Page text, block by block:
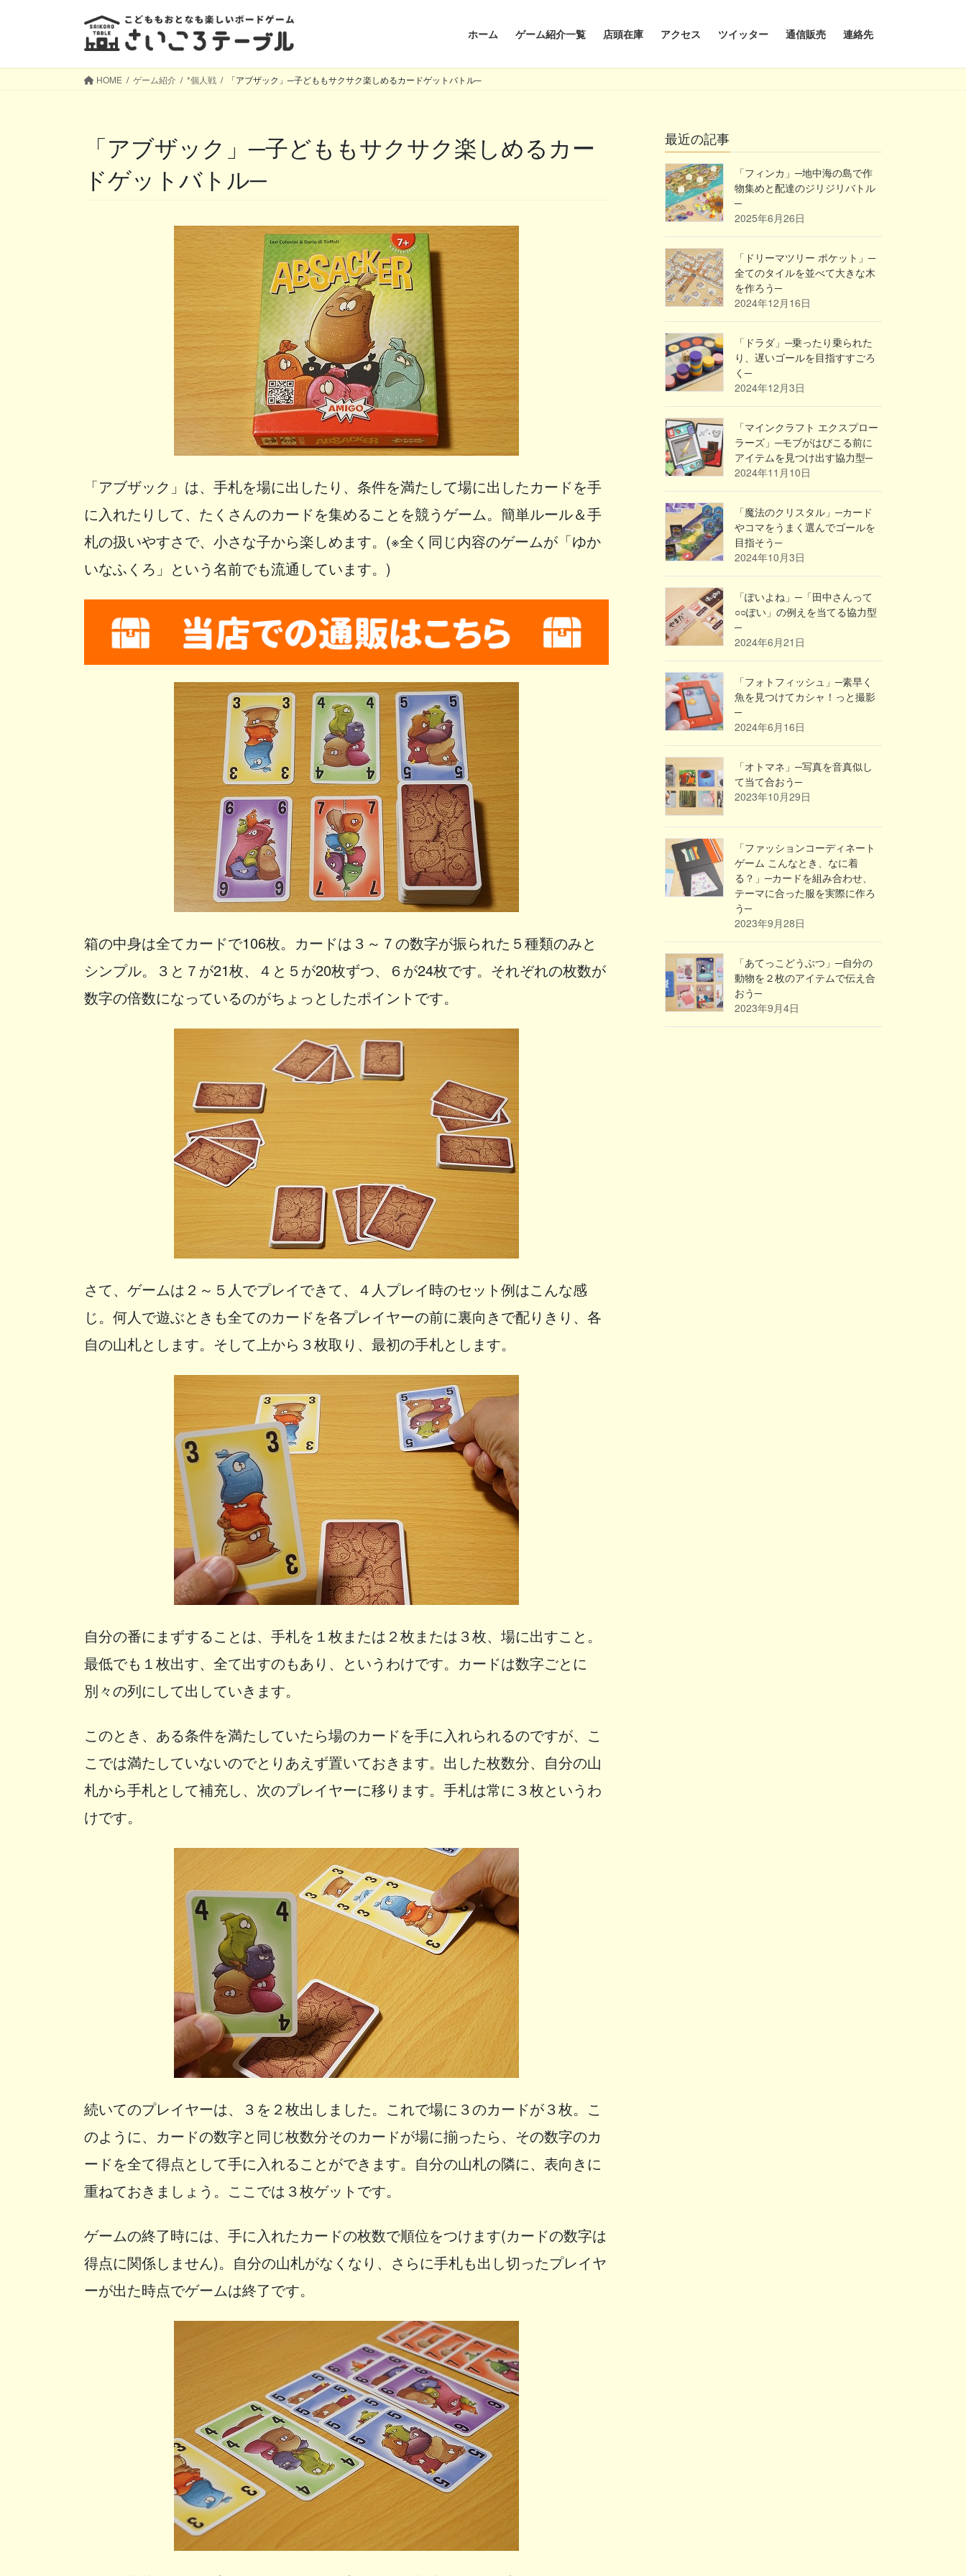
ホーム ゲーム紹介一覧 店頭在庫 アクセス ツイッター 通信販売 連絡先
HOME ゲーム紹介 *個人戦 「アブザック」─子どももサクサク楽しめるカードゲットバトル─
「アブザック」─子どももサクサク楽しめるカー
ドゲットバトル─
「アブザック」は、手札を場に出したり、条件を満たして場に出したカードを手
に入れたりして、たくさんのカードを集めることを競うゲーム。簡単ルール＆手
札の扱いやすさで、小さな子から楽しめます。(※全く同じ内容のゲームが「ゆか
いなふくろ」という名前でも流通しています。)
箱の中身は全てカードで106枚。カードは３～７の数字が振られた５種類のみと
シンプル。３と７が21枚、４と５が20枚ずつ、６が24枚です。それぞれの枚数が
数字の倍数になっているのがちょっとしたポイントです。
さて、ゲームは２～５人でプレイできて、４人プレイ時のセット例はこんな感
じ。何人で遊ぶときも全てのカードを各プレイヤーの前に裏向きで配りきり、各
自の山札とします。そして上から３枚取り、最初の手札とします。
自分の番にまずすることは、手札を１枚または２枚または３枚、場に出すこと。
最低でも１枚出す、全て出すのもあり、というわけです。カードは数字ごとに
別々の列にして出していきます。
このとき、ある条件を満たしていたら場のカードを手に入れられるのですが、こ
こでは満たしていないのでとりあえず置いておきます。出した枚数分、自分の山
札から手札として補充し、次のプレイヤーに移ります。手札は常に３枚というわ
けです。
続いてのプレイヤーは、３を２枚出しました。これで場に３のカードが３枚。こ
のように、カードの数字と同じ枚数分そのカードが場に揃ったら、その数字のカ
ードを全て得点として手に入れることができます。自分の山札の隣に、表向きに
重ねておきましょう。ここでは３枚ゲットです。
ゲームの終了時には、手に入れたカードの枚数で順位をつけます(カードの数字は
得点に関係しません)。自分の山札がなくなり、さらに手札も出し切ったプレイヤ
ーが出た時点でゲームは終了です。
最近の記事
「フィンカ」─地中海の島で作
物集めと配達のジリジリバトル
─
2025年6月26日
「ドリーマツリー ポケット」─
全てのタイルを並べて大きな木
を作ろう─
2024年12月16日
「ドラダ」─乗ったり乗られた
り、遅いゴールを目指すすごろ
く─
2024年12月3日
「マインクラフト エクスプロー
ラーズ」─モブがはびこる前に
アイテムを見つけ出す協力型─
2024年11月10日
「魔法のクリスタル」─カード
やコマをうまく選んでゴールを
目指そう─
2024年10月3日
「ぽいよね」─「田中さんって
○○ぽい」の例えを当てる協力型
─
2024年6月21日
「フォトフィッシュ」─素早く
魚を見つけてカシャ！っと撮影
─
2024年6月16日
「オトマネ」─写真を音真似し
て当て合おう─
2023年10月29日
「ファッションコーディネート
ゲーム こんなとき、なに着
る？」─カードを組み合わせ、
テーマに合った服を実際に作ろ
う─
2023年9月28日
「あてっこどうぶつ」─自分の
動物を２枚のアイテムで伝え合
おう─
2023年9月4日